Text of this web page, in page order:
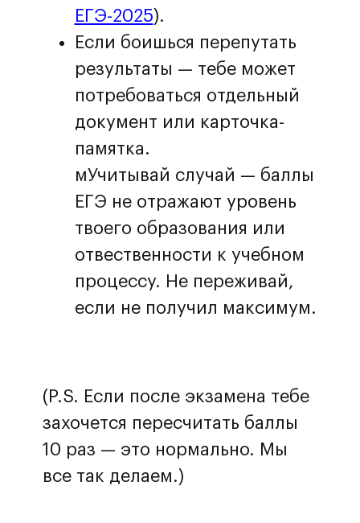
ЕГЭ-2025).
Если боишься перепутать
результаты — тебе может
потребоваться отдельный
документ или карточка-
памятка.
мУчитывай случай — баллы
ЕГЭ не отражают уровень
твоего образования или
отвественности к учебном
процессу. Не переживай,
если не получил максимум.
(P.S. Если после экзамена тебе
захочется пересчитать баллы
10 раз — это нормально. Мы
все так делаем.)